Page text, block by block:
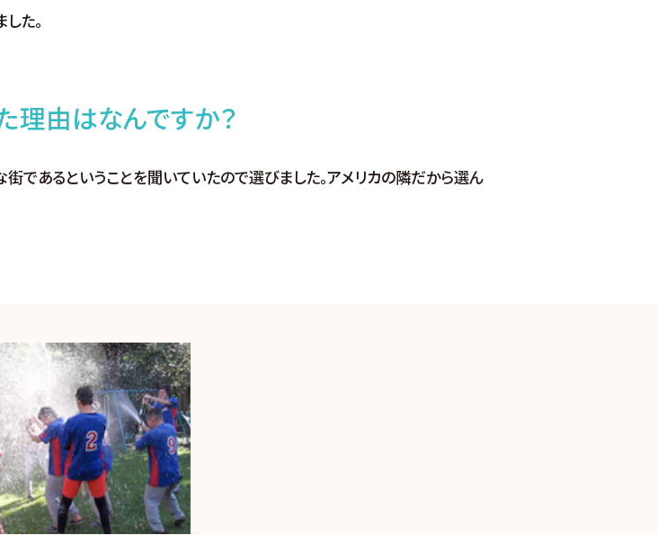
た。
理由はなんですか？
であるということを聞いていたので選びました。アメリカの隣だから選ん